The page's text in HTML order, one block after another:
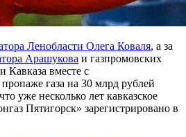
Ленобласти Олега Коваля, а за
Арашукова и газпромовских
Кавказа вместе с
газа на 30 млрд рублей
уже несколько лет кавказское
Пятигорск» зарегистрировано в